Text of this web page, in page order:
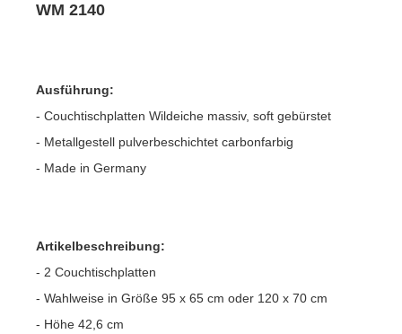
WM 2140
Ausführung:
- Couchtischplatten Wildeiche massiv, soft gebürstet
- Metallgestell pulverbeschichtet carbonfarbig
- Made in Germany
Artikelbeschreibung:
- 2 Couchtischplatten
- Wahlweise in Größe 95 x 65 cm oder 120 x 70 cm
- Höhe 42,6 cm